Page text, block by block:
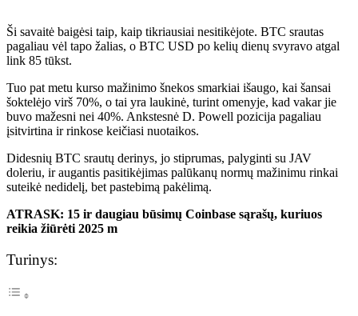
Ši savaitė baigėsi taip, kaip tikriausiai nesitikėjote. BTC srautas
pagaliau vėl tapo žalias, o BTC USD po kelių dienų svyravo atgal
link 85 tūkst.
Tuo pat metu kurso mažinimo šnekos smarkiai išaugo, kai šansai
šoktelėjo virš 70%, o tai yra laukinė, turint omenyje, kad vakar jie
buvo mažesni nei 40%. Ankstesnė D. Powell pozicija pagaliau
įsitvirtina ir rinkose keičiasi nuotaikos.
Didesnių BTC srautų derinys, jo stiprumas, palyginti su JAV
doleriu, ir augantis pasitikėjimas palūkanų normų mažinimu rinkai
suteikė nedidelį, bet pastebimą pakėlimą.
ATRASK: 15 ir daugiau būsimų Coinbase sąrašų, kuriuos
reikia žiūrėti 2025 m
Turinys: